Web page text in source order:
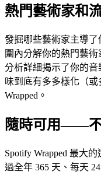
熱門藝術家和
發掘哪些藝術家主導了
圍內分解你的熱門藝
分析詳細揭示了你的
味到底有多多樣化（
Wrapped。
隨時可用——
Spotify Wrapped 最大
過全年 365 天、每天